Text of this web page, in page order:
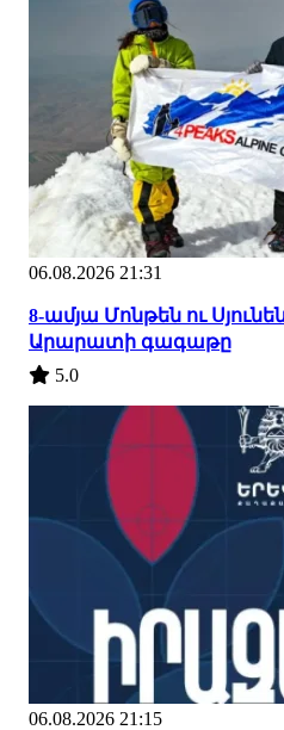
06.08.2026 21:31
8-ամյա Մոնթեն ու
Արարատի գագաթը
5.0
06.08.2026 21:15